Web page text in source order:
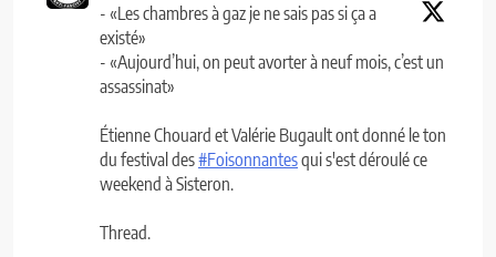
- «Les chambres à gaz je ne sais pas si ça a
existé»
- «Aujourd’hui, on peut avorter à neuf mois, c’est un
assassinat»
Étienne Chouard et Valérie Bugault ont donné le ton
du festival des#Foisonnantesqui s'est déroulé ce
weekend à Sisteron.
Thread.